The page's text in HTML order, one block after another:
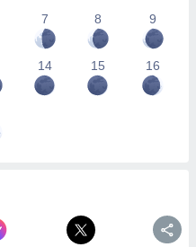
7
8 9
14 15 16